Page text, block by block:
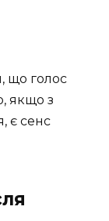
що голос
якщо з
є сенс